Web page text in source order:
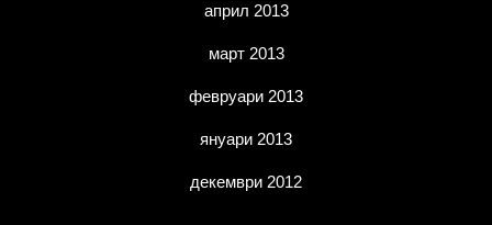
април 2013
март 2013
февруари 2013
януари 2013
декември 2012